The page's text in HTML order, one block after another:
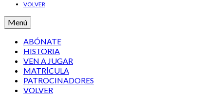
VOLVER
Menú
ABÓNATE
HISTORIA
VEN A JUGAR
MATRÍCULA
PATROCINADORES
VOLVER